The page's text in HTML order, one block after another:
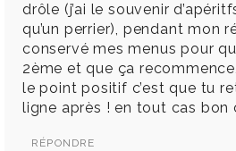
drôle (j’ai le souvenir
qu’un perrier), pendant mon
conservé mes menus pour
2ème et que ça
le point positif c’est que tu
ligne après ! en tout cas bon
RÉPONDRE